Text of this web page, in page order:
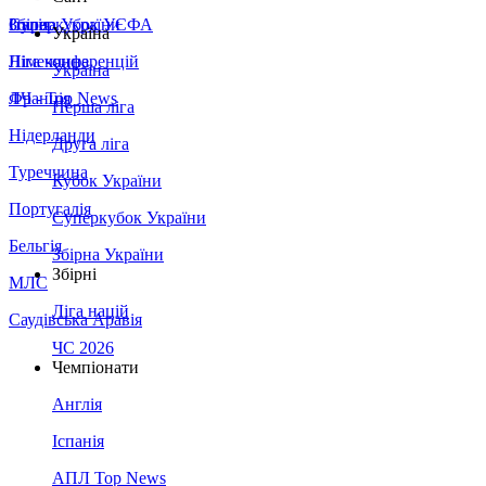
Збірна України
Італія
Німеччина
Франція
Нідерланди
Туреччина
Португалія
Бельгія
МЛС
Саудівська Аравія
Суперкубок УЄФА
Ліга конференцій
ЛЧ - Top News
Україна
Україна
Перша ліга
Друга ліга
Кубок України
Суперкубок України
Збірна України
Збірні
Ліга націй
ЧС 2026
Чемпіонати
Англія
Іспанія
АПЛ Top News